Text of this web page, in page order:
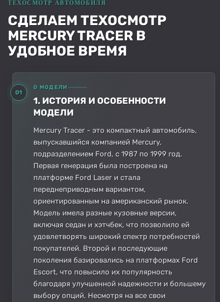
СДЕЛАЕМ ТЕХОСМОТР
MERCURY TRACER В
УДОБНОЕ ВРЕМЯ
01
О МОДЕЛИ
1. ИСТОРИЯ И ОСОБЕННОСТИ
МОДЕЛИ
Mercury Tracer - это компактный автомобиль,
выпускавшийся компанией Mercury,
подразделением Ford, с 1987 по 1999 год.
Первая генерация была построена на
платформе Ford Laser и стала
переднеприводным вариантом,
ориентированным на американский рынок.
Модель имела разные кузовные версии,
включая седан и хэтчбек, что позволило ей
удовлетворять широкий спектр потребностей
покупателей. Второй и последующие
поколения базировались на платформах Ford
Escort, что повысило их популярность
благодаря улучшенной надежности и большему
выбору опций. Несмотря на все свои